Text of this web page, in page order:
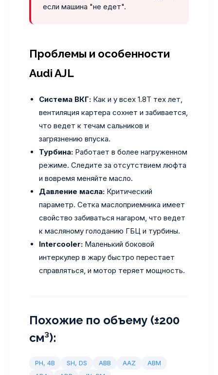
если машина "не едет".
Проблемы и особенности
Audi AJL
Система ВКГ: Как и у всех 1.8Т тех лет,
вентиляция картера сохнет и забивается,
что ведет к течам сальников и
загрязнению впуска.
Турбина: Работает в более нагруженном
режиме. Следите за отсутствием люфта
и вовремя меняйте масло.
Давление масла: Критический
параметр. Сетка маслоприемника имеет
свойство забиваться нагаром, что ведет
к масляному голоданию ГБЦ и турбины.
Intercooler: Маленький боковой
интеркулер в жару быстро перестает
справляться, и мотор теряет мощность.
Похожие по объему (±200
см³):
PH, 4B SH, DS ABB AAZ
ABM